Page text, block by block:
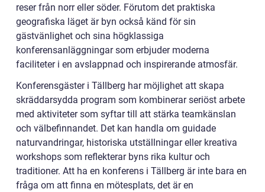
reser från norr eller söder. Förutom det praktiska
geografiska läget är byn också känd för sin
gästvänlighet och sina högklassiga
konferensanläggningar som erbjuder moderna
faciliteter i en avslappnad och inspirerande atmosfär.
Konferensgäster i Tällberg har möjlighet att skapa
skräddarsydda program som kombinerar seriöst arbete
med aktiviteter som syftar till att stärka teamkänslan
och välbefinnandet. Det kan handla om guidade
naturvandringar, historiska utställningar eller kreativa
workshops som reflekterar byns rika kultur och
traditioner. Att ha en konferens i Tällberg är inte bara en
fråga om att finna en mötesplats, det är en